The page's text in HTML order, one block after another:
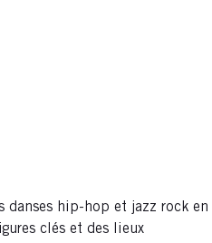
danses hip-hop et jazz rock en
clés et des lieux